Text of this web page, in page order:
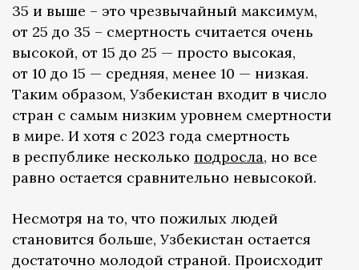
35 и выше – это чрезвычайный максимум,
от 25 до 35 – смертность считается очень
высокой, от 15 до 25 — просто высокая,
от 10 до 15 — средняя, менее 10 — низкая.
Таким образом, Узбекистан входит в число
стран с самым низким уровнем смертности
в мире. И хотя с 2023 года смертность
в республике несколько подросла, но все
равно остается сравнительно невысокой.
Несмотря на то, что пожилых людей
становится больше, Узбекистан остается
достаточно молодой страной. Происходит